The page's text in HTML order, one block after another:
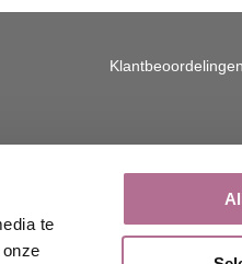
te
Klantbeoordelingen